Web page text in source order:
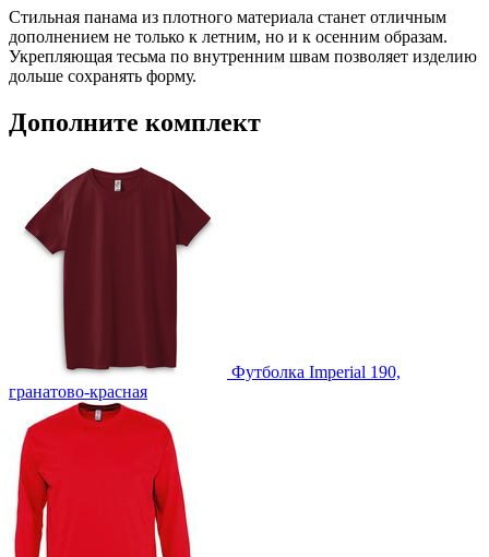
Стильная панама из плотного материала станет отличным
дополнением не только к летним, но и к осенним образам.
Укрепляющая тесьма по внутренним швам позволяет изделию
дольше сохранять форму.
хлопок 100%; твил, плотность 345 г/м²
ТРАНСПОРТНАЯ УПАКОВКА
60.0x40.0x30.0 см
ВИДЫ НАНЕСЕНИЯ
I2 -Вышивка (10 цветов)
IO2 -Объёмная вышивка (10 цветов)
F2 -Флекс (1 цвет)
DTF-F -Печать DTF с эффектами (1 цвет)
D2 -Шелкография с трансфером (5 цветов)
custm -Лейблы из искусственной кожи
Инструкция по сохранению pdf из Corel Draw
Инструкция по сохранению pdf из Adobe Illustrator
Дополните комплект
Футболка Imperial 190,
гранатово-красная